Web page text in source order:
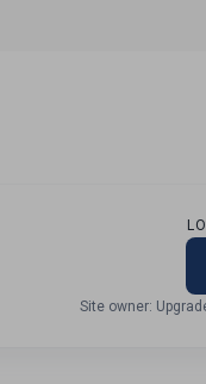
Site owner: